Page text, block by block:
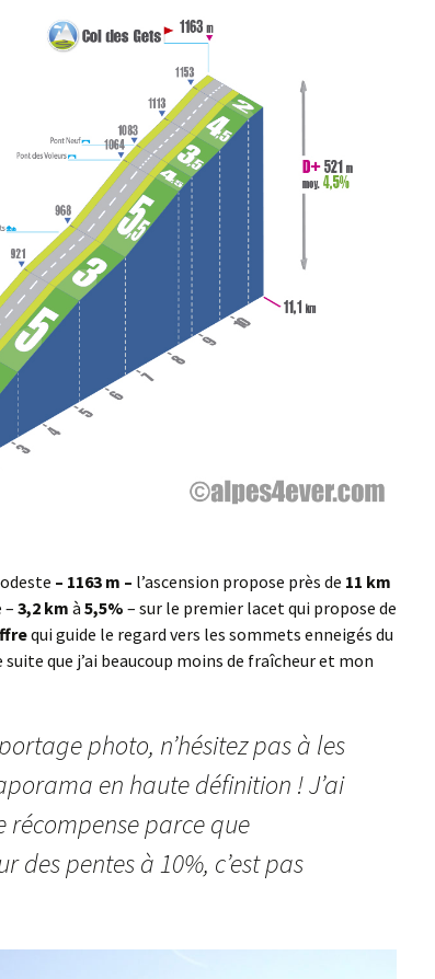
Nogent-lès-Montbard ><
Villiers
Pierre Pointe
Réservoir de Chazilly
Saffres
Sainte-Colombe-en-
Savigny-sous-Mâlain
Souhey >< Pouillenay
Soussey-sur-Brionne
St-Hélier >< Chevannay
Suze >< Blangey Bas
Teureau de Fache
Teureau des Fourches
– 1163 m – l’ascension propose près de 11 km
– 3,2 km à 5,5% – sur le premier lacet qui propose de
qui guide le regard vers les sommets enneigés du
que j’ai beaucoup moins de fraîcheur et mon
photo, n’hésitez pas à les
en haute définition ! J’ai
parce que
des pentes à 10%, c’est pas